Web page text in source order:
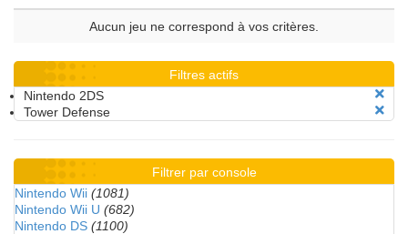
Aucun jeu ne correspond à vos critères.
Filtres actifs
Nintendo 2DS
Tower Defense
Filtrer par console
Nintendo Wii (1081)
Nintendo Wii U (682)
Nintendo DS (1100)